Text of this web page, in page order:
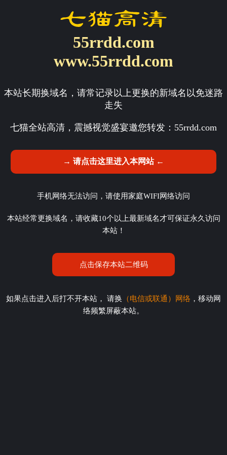
55rrdd.com
www.55rrdd.com
本站长期换域名，请常记录以上更换的新域名以免迷路
走失
七猫全站高清，震撼视觉盛宴邀您转发： 55rrdd.com
→ 请点击这里进入本网站 ←
手机网络无法访问，请使用家庭WIFI网络访问
本站经常更换域名，请收藏10个以上最新域名才可保证永久访问
本站！
点击保存本站二维码
如果点击进入后打不开本站， 请换 （电信或联通）网络 ，移动网
络频繁屏蔽本站。